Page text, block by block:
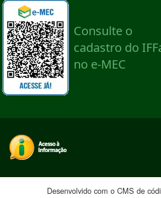
Desenvolvido com o CMS de